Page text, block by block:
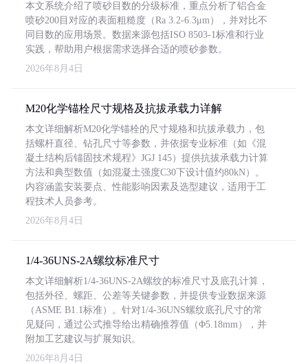
本文系统介绍了喷砂目数的分级标准，重点分析了铝合金
喷砂200目对应的表面粗糙度（Ra 3.2-6.3μm），并对比不
同目数的应用场景。数据来源包括ISO 8503-1标准和行业
实践，帮助用户根据需求选择合适的喷砂参数。
2026年8月4日
M20化学锚栓尺寸规格及抗拔承载力详解
本文详细解析M20化学锚栓的尺寸规格和抗拔承载力，包
括螺杆直径、钻孔尺寸等参数，并依据专业标准（如《混
凝土结构后锚固技术规程》JGJ 145）提供抗拔承载力计算
方法和典型数值（如混凝土强度C30下设计值约80kN）。
内容涵盖安装要点、性能影响因素及选型建议，适用于工
程技术人员参考。
2026年8月4日
1/4-36UNS-2A螺纹标准尺寸
本文详细解析1/4-36UNS-2A螺纹的标准尺寸及底孔计算，
包括外径、螺距、公差等关键参数，并提供专业数据来源
（ASME B1.1标准）。针对1/4-36UNS螺纹底孔尺寸的常
见疑问，通过公式推导给出精确推荐值（Φ5.18mm），并
附加工艺建议与扩展知识。
2026年8月4日